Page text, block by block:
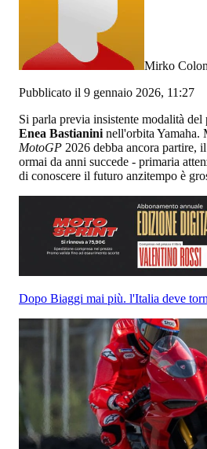
Mirko
Pubblicato il 9 gennaio 2026, 11:27
Si parla previa insistente modalità
Enea Bastianini nell'orbita Yamaha.
MotoGP 2026 debba ancora partire,
ormai da anni succede - primaria
di conoscere il futuro anzitempo è
Dopo Biaggi mai più. l'Italia deve